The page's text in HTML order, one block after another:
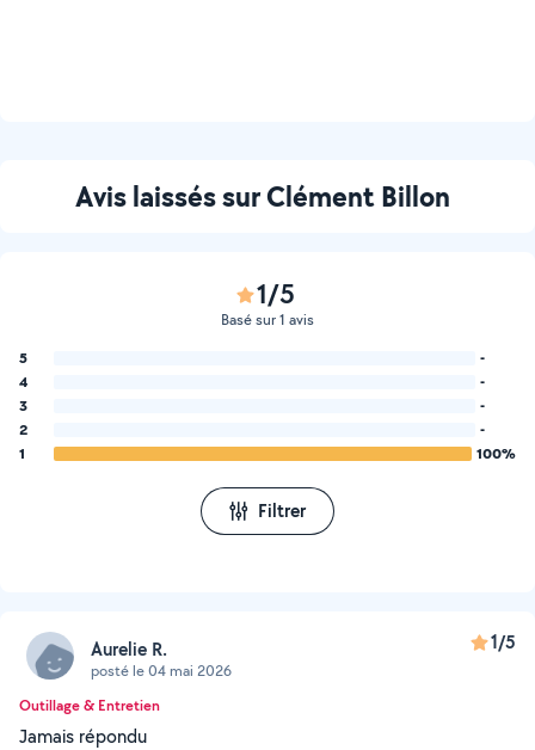
Avis laissés sur Clément Billon
1/5
Basé sur 1 avis
5
-
4
-
3
-
2
-
1
100%
Filtrer
Aurelie R.
posté le 04 mai 2026
1/5
Outillage & Entretien
Jamais répondu